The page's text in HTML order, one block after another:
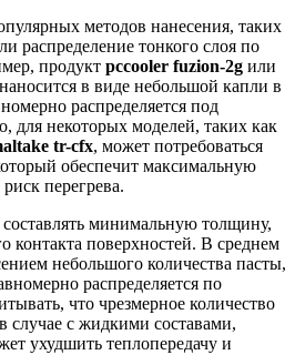
методов нанесения, таких
распределение тонкого слоя по
продукт pccooler fuzion-2g или
в виде небольшой капли в
распределяется под
для некоторых моделей, таких как
tr-cfx, может потребоваться
обеспечит максимальную
перегрева.
минимальную толщину,
контакта поверхностей. В среднем
небольшого количества пасты,
распределяется по
что чрезмерное количество
случае с жидкими составами,
ухудшить теплопередачу и